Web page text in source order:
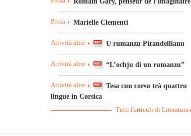
Prosa Marielle Clementi
Attività altre U rumanzu Pirandellianu
Attività altre “L’ochju di un rumanzu”
Attività altre
Tesa cun corsu trà quattru
lingue in Corsica
Tutti l'articuli di Literatura